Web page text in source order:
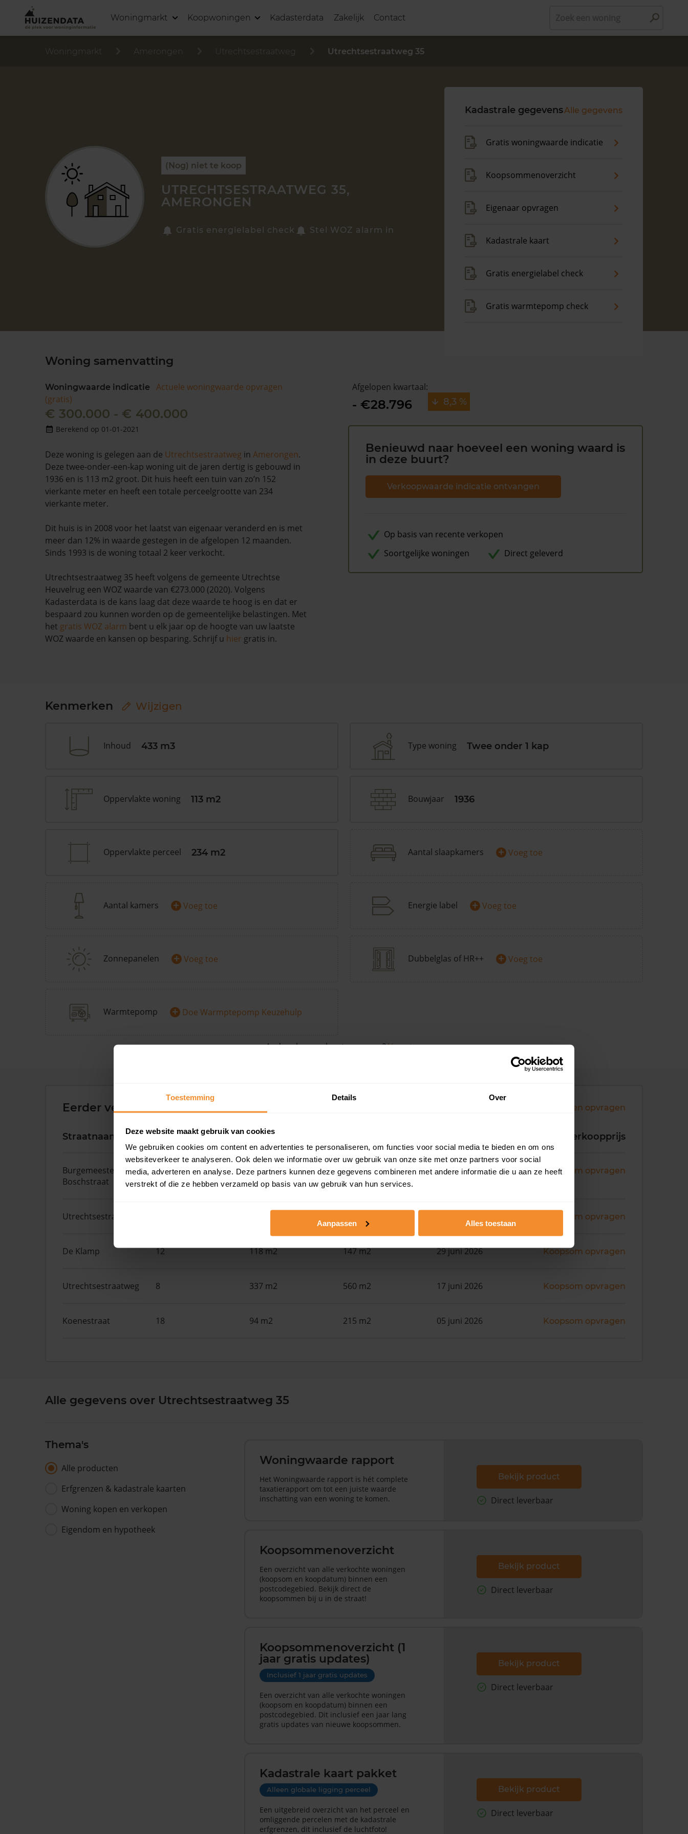
Toestemming Details Over
Deze website maakt gebruik van cookies
We gebruiken cookies om content en advertenties te personaliseren, om functies voor social media te bieden en om ons
websiteverkeer te analyseren. Ook delen we informatie over uw gebruik van onze site met onze partners voor social
media, adverteren en analyse. Deze partners kunnen deze gegevens combineren met andere informatie die u aan ze heeft
verstrekt of die ze hebben verzameld op basis van uw gebruik van hun services.
Aanpassen Alles toestaan
Woningmarkt Koopwoningen Kadasterdata Zakelijk Contact
Woningmarkt Amerongen Utrechtsestraatweg Utrechtsestraatweg 35
(Nog) niet te koop
UTRECHTSESTRAATWEG 35,
AMERONGEN
Gratis energielabel check Stel WOZ alarm in
Kadastrale gegevensAlle gegevens
Gratis woningwaarde indicatie
Koopsommenoverzicht
Eigenaar opvragen
Kadastrale kaart
Gratis energielabel check
Gratis warmtepomp check
Woning samenvatting
Woningwaarde indicatie
Actuele woningwaarde opvragen
(gratis)
€ 300.000 - € 400.000
Berekend op 01-01-2021
Deze woning is gelegen aan de Utrechtsestraatweg in Amerongen.
Deze twee-onder-een-kap woning uit de jaren dertig is gebouwd in
1936 en is 113 m2 groot. Dit huis heeft een tuin van zo’n 152
vierkante meter en heeft een totale perceelgrootte van 234
vierkante meter.
Dit huis is in 2008 voor het laatst van eigenaar veranderd en is met
meer dan 12% in waarde gestegen in de afgelopen 12 maanden.
Sinds 1993 is de woning totaal 2 keer verkocht.
Utrechtsestraatweg 35 heeft volgens de gemeente Utrechtse
Heuvelrug een WOZ waarde van €273.000 (2020). Volgens
Kadasterdata is de kans laag dat deze waarde te hoog is en dat er
bespaard zou kunnen worden op de gemeentelijke belastingen. Met
het gratis WOZ alarm bent u elk jaar op de hoogte van uw laatste
WOZ waarde en kansen op besparing. Schrijf u hier gratis in.
Afgelopen kwartaal:
- €28.796 8,3 %
Benieuwd naar hoeveel een woning waard is
in deze buurt?
Verkoopwaarde indicatie ontvangen
Op basis van recente verkopen
Soortgelijke woningen
Direct geleverd
Kenmerken Wijzigen
Inhoud 433 m3 Type woning Twee onder 1 kap
Oppervlakte woning 113 m2 Bouwjaar 1936
Oppervlakte perceel 234 m2 Aantal slaapkamers + Voeg toe
Aantal kamers + Voeg toe Energie label + Voeg toe
Zonnepanelen + Voeg toe Dubbelglas of HR++ + Voeg toe
Warmtepomp + Doe Warmptepomp Keuzehulp
Andere kenmerken toevoegen?Voeg toe
Eerder verkochte woningen in de buurt Andere koopsommen opvragen
Straatnaam Huisnr. Woonoppervlak Verkoopprijs
Burgemeester van den
Boschstraat
64 170 m2 490 m2 30 juni 2026 Koopsom opvragen
Utrechtsestraatweg Koopsom opvragen
De Klamp 12 118 m2 147 m2 29 juni 2026 Koopsom opvragen
Utrechtsestraatweg 8 337 m2 560 m2 17 juni 2026 Koopsom opvragen
Koenestraat 18 94 m2 215 m2 05 juni 2026 Koopsom opvragen
Alle gegevens over Utrechtsestraatweg 35
Thema's
Alle producten
Erfgrenzen & kadastrale kaarten
Woning kopen en verkopen
Eigendom en hypotheek
Woningwaarde rapport
Het Woningwaarde rapport is hét complete
taxatierapport om tot een juiste waarde
inschatting van een woning te komen.
Bekijk product
Direct leverbaar
Koopsommenoverzicht
Een overzicht van alle verkochte woningen
(koopsom en koopdatum) binnen een
postcodegebied. Bekijk direct de
koopsommen bij u in de straat!
Bekijk product
Direct leverbaar
Koopsommenoverzicht (1
jaar gratis updates)
Inclusief 1 jaar gratis updates
Een overzicht van alle verkochte woningen
(koopsom en koopdatum) binnen een
postcodegebied. Dit inclusief een jaar lang
gratis updates van nieuwe koopsommen.
Bekijk product
Direct leverbaar
Kadastrale kaart pakket
Alleen globale ligging perceel
Een uitgebreid overzicht van het perceel en
omliggende percelen met de kadastrale
erfgrenzen, dit inclusief de luchtfoto!
Bekijk product
Direct leverbaar